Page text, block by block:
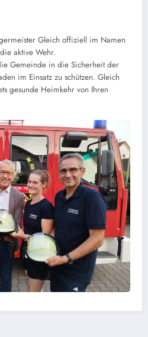
Gleich offiziell im Namen
aktive Wehr.
Gemeinde in die Sicherheit der
im Einsatz zu schützen. Gleich
gesunde Heimkehr von Ihren